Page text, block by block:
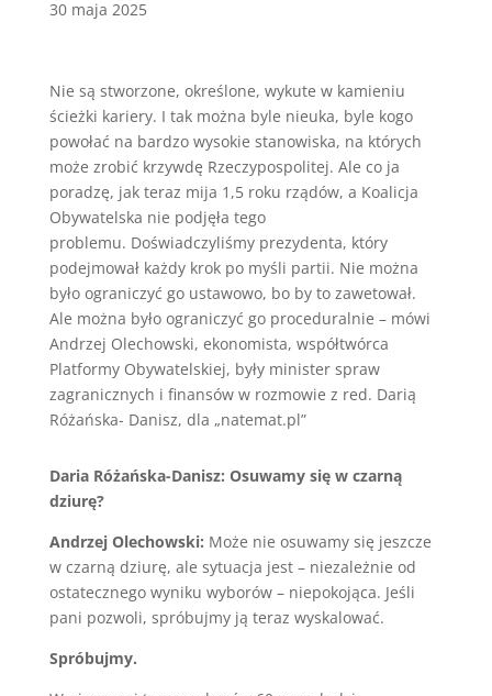
30 maja 2025
Nie są stworzone, określone, wykute w kamieniu
ścieżki kariery. I tak można byle nieuka, byle kogo
powołać na bardzo wysokie stanowiska, na których
może zrobić krzywdę Rzeczypospolitej. Ale co ja
poradzę, jak teraz mija 1,5 roku rządów, a Koalicja
Obywatelska nie podjęła tego
problemu. Doświadczyliśmy prezydenta, który
podejmował każdy krok po myśli partii. Nie można
było ograniczyć go ustawowo, bo by to zawetował.
Ale można było ograniczyć go proceduralnie – mówi
Andrzej Olechowski, ekonomista, współtwórca
Platformy Obywatelskiej, były minister spraw
zagranicznych i finansów w rozmowie z red. Darią
Różańska- Danisz, dla „natemat.pl”
Daria Różańska-Danisz: Osuwamy się w czarną
dziurę?
Andrzej Olechowski: Może nie osuwamy się jeszcze
w czarną dziurę, ale sytuacja jest – niezależnie od
ostatecznego wyniku wyborów – niepokojąca. Jeśli
pani pozwoli, spróbujmy ją teraz wyskalować.
Spróbujmy.